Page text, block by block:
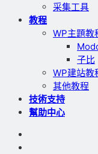
采集工具
教程
WP主題教
子比
WP建站教
其他教程
技術支持
幫助中心